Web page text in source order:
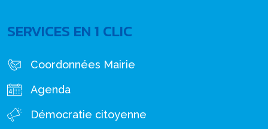
SERVICES EN 1 CLIC
Coordonnées Mairie
Agenda
Démocratie citoyenne